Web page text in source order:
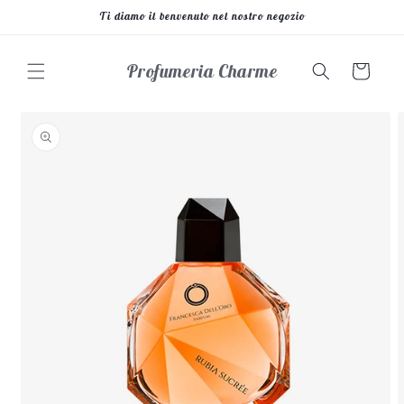
Ti diamo il benvenuto nel nostro negozio
Profumeria Charme Carrello
sul prodotto